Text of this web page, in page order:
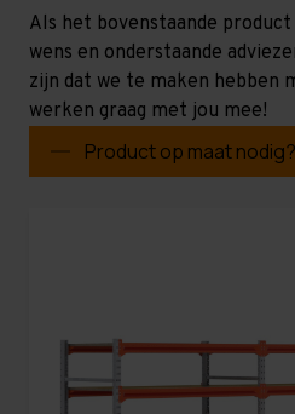
Als het bovenstaande
wens en onderstaande
zijn dat we te maken hebben
werken graag met jou mee!
Product op maat nodig?